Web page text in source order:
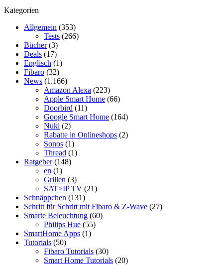
Kategorien
Allgemein (353)
Tests (266)
Bücher(3)
Deals (17)
Englisch (1)
Fibaro (32)
News (1.166)
Amazon Alexa (223)
Apple Smart Home (66)
Doorbird (11)
Google Smart Home (164)
Nuki (2)
Rabatte in Onlineshops (2)
Sonos (1)
Thread (1)
Ratgeber(148)
en (1)
Grillen (3)
SAT>IP TV (21)
Schnäppchen (131)
Schritt für Schritt mit Fibaro & Z-Wave (27)
Smarte Beleuchtung (60)
Philips Hue (55)
SmartHome Apps (1)
Tutorials (50)
Fibaro Tutorials (30)
Smart Home Tutorials (20)